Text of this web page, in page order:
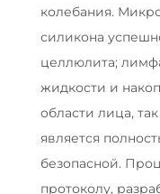
колебания.
силикона
целлюлита;
жидкости и
области лица,
является
безопасной.
протоколу,